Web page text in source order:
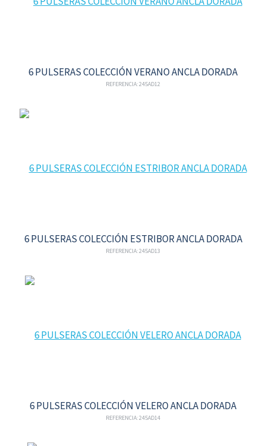
6 PULSERAS COLECCIÓN VERANO ANCLA DORADA
REFERENCIA: 245AD12
6 PULSERAS COLECCIÓN ESTRIBOR ANCLA DORADA
REFERENCIA: 245AD13
6 PULSERAS COLECCIÓN VELERO ANCLA DORADA
REFERENCIA: 245AD14